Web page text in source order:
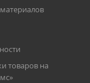
товаров на